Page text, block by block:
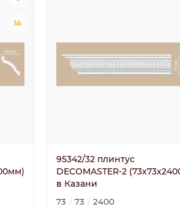
95342/32 плинтус
DECOMASTER-2
в Казани
73 73 2400